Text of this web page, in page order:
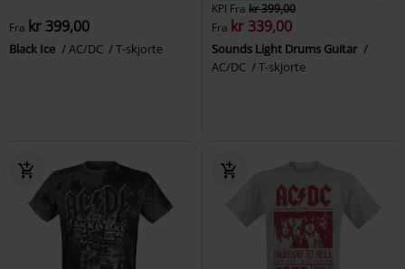
Fra kr 399,00
Black Ice AC/DC T-skjorte
KPI Fra kr 399,00
Fra kr 339,00
Sounds Light Drums Guitar
AC/DC
T-skjorte